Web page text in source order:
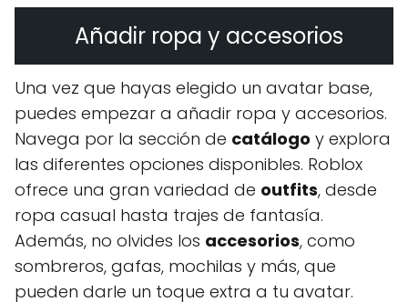
Añadir ropa y accesorios
Una vez que hayas elegido un avatar base,
puedes empezar a añadir ropa y accesorios.
Navega por la sección de catálogo y explora
las diferentes opciones disponibles. Roblox
ofrece una gran variedad de outfits, desde
ropa casual hasta trajes de fantasía.
Además, no olvides los accesorios, como
sombreros, gafas, mochilas y más, que
pueden darle un toque extra a tu avatar.